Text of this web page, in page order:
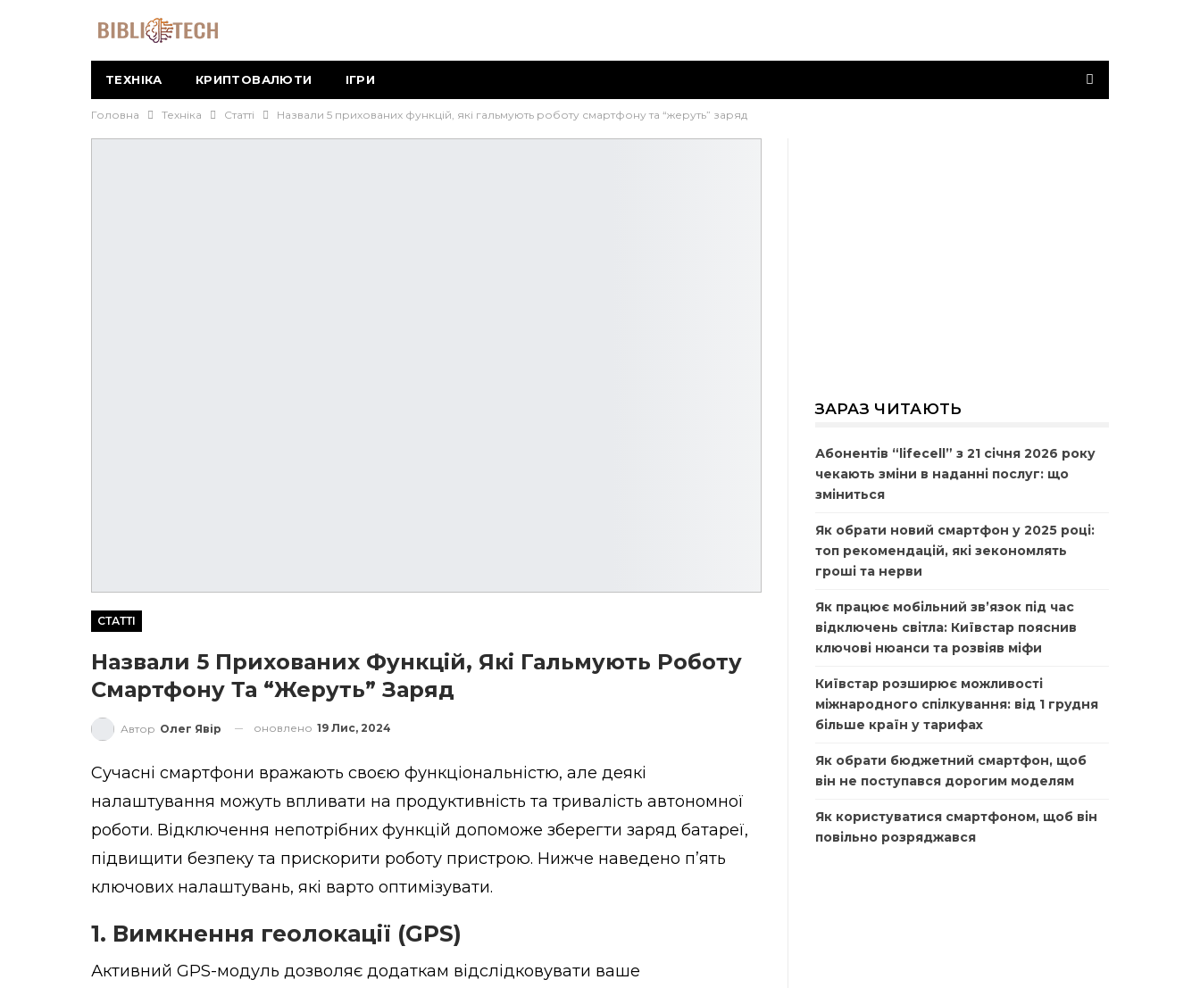
ТЕХНІКА КРИПТОВАЛЮТИ ІГРИ
Головна Техніка Статті Назвали 5 прихованих функцій, які гальмують роботу смартфону та “жеруть” заряд
СТАТТІ
Назвали 5 Прихованих Функцій, Які Гальмують Роботу
Смартфону Та “жеруть” Заряд
Автор Олег Явір оновлено 19 Лис, 2024
Сучасні смартфони вражають своєю функціональністю, але деякі
налаштування можуть впливати на продуктивність та тривалість автономної
роботи. Відключення непотрібних функцій допоможе зберегти заряд батареї,
підвищити безпеку та прискорити роботу пристрою. Нижче наведено п’ять
ключових налаштувань, які варто оптимізувати.
1. Вимкнення геолокації (GPS)
Активний GPS-модуль дозволяє додаткам відслідковувати ваше
ЗАРАЗ ЧИТАЮТЬ
Абонентів “lifecell” з 21 січня 2026 року
чекають зміни в наданні послуг: що
зміниться
Як обрати новий смартфон у 2025 році:
топ рекомендацій, які зекономлять
гроші та нерви
Як працює мобільний зв’язок під час
відключень світла: Київстар пояснив
ключові нюанси та розвіяв міфи
Київстар розширює можливості
міжнародного спілкування: від 1 грудня
більше країн у тарифах
Як обрати бюджетний смартфон, щоб
він не поступався дорогим моделям
Як користуватися смартфоном, щоб він
повільно розряджався